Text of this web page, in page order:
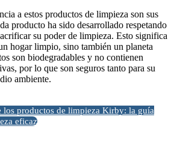
a estos productos de limpieza son sus
producto ha sido desarrollado respetando
su poder de limpieza. Esto significa
hogar limpio, sino también un planeta
son biodegradables y no contienen
por lo que son seguros tanto para su
ambiente.
los productos de limpieza Kirby: la guía
eficaz